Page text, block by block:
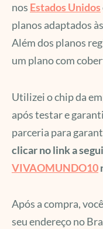
nos Estados Unidos
planos adaptados
Além dos planos
um plano com
Utilizei o chip da
após testar e
parceria para
clicar no link a
VIVAOMUNDO10
Após a compra,
seu endereço no